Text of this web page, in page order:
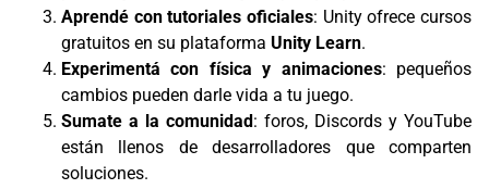
Aprendé con tutoriales oficiales: Unity ofrece cursos
gratuitos en su plataforma Unity Learn.
Experimentá con física y animaciones: pequeños
cambios pueden darle vida a tu juego.
Sumate a la comunidad: foros, Discords y YouTube
están llenos de desarrolladores que comparten
soluciones.